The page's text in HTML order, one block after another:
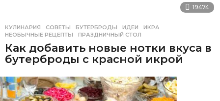
19474
КУЛИНАРИЯ ,СОВЕТЫ БУТЕРБРОДЫ ,ИДЕИ ,ИКРА
НЕОБЫЧНЫЕ РЕЦЕПТЫ
,ПРАЗДНИЧНЫЙ СТОЛ
Как добавить новые нотки вкуса в
бутерброды с красной икрой